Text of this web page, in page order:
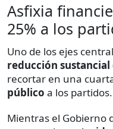
Asfixia
25% a los
Uno de los ejes
reducción sustancial
recortar en una
público a los partidos.
Mientras el Gobierno